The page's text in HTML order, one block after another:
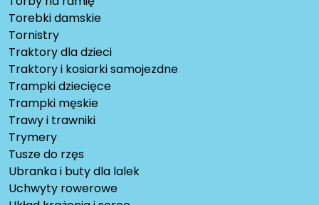
Torebki damskie
Tornistry
Traktory dla dzieci
Traktory i kosiarki samojezdne
Trampki dziecięce
Trampki męskie
Trawy i trawniki
Trymery
Tusze do rzęs
Ubranka i buty dla lalek
Uchwyty rowerowe